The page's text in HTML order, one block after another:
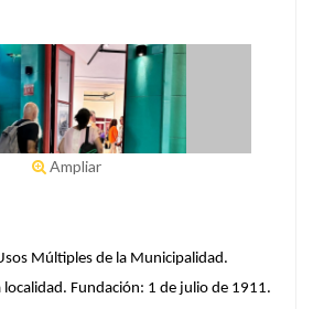
Ampliar
Múltiples de la Municipalidad.
localidad. Fundación: 1 de julio de 1911.